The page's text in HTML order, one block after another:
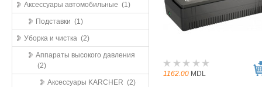
Аксессуары автомобильные (1)
Подставки (1)
Уборка и чистка (2)
Аппараты высокого давления
(2)
Аксессуары KARCHER (2)
1162.00 MDL